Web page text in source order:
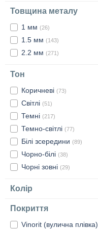
Товщина металу
1 мм (26)
1.5 мм (143)
2.2 мм (271)
Тон
Коричневі (73)
Світлі (51)
Темні (217)
Темно-світлі (77)
Білі зсередини (89)
Чорно-білі (38)
Чорні зовні (29)
Колір
Покриття
Vinorit (вулична плівка)